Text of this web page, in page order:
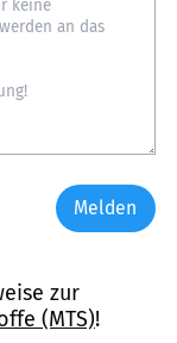
Melden
zur
(MTS)!